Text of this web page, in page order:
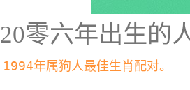
20零六年出生的
1994年属狗人最佳生肖配对。